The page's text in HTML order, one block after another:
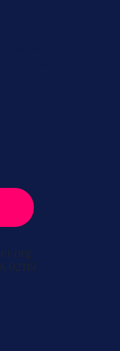
02119